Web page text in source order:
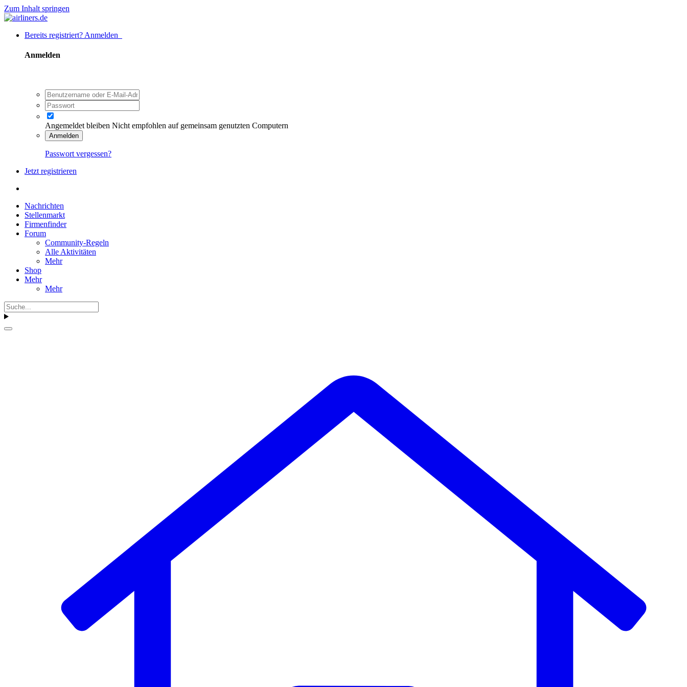
Zum Inhalt springen
Bereits registriert? Anmelden
Anmelden
Angemeldet bleiben Nicht empfohlen auf gemeinsam genutzten Computern
Anmelden
Passwort vergessen?
Jetzt registrieren
Nachrichten
Stellenmarkt
Firmenfinder
Forum
Community-Regeln
Alle Aktivitäten
Mehr
Shop
Mehr
Mehr